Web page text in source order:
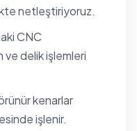
netleştiriyoruz.
CNC
ve delik işlemleri
kenarlar
işlenir.